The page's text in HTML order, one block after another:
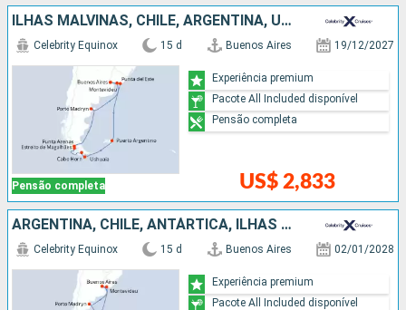
ILHAS MALVINAS, CHILE, ARGENTINA, URUGUAI
Pensão completa
Celebrity Equinox 15 d Buenos Aires 19/12/2027
US$ 2,833
Experiência premium
Pacote All Included disponível
Pensão completa
ARGENTINA, CHILE, ANTÁRTICA, ILHAS MALVINAS, URUGUAI
Celebrity Equinox 15 d Buenos Aires 02/01/2028
Experiência premium
Pacote All Included disponível